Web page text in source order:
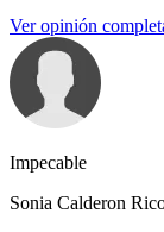
Ver opinión
Impecable
Sonia Calderon